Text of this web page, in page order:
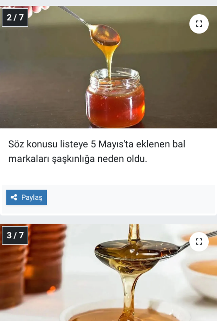
2 / 7
Söz konusu listeye 5 Mayıs'ta eklenen bal
markaları şaşkınlığa neden oldu.
Paylaş
3 / 7
Nedir
Spor
Teknoloji
Türkiye'nin Gündemi
Yerel Gündem
Yerel Yaşam
Canlı Yayın